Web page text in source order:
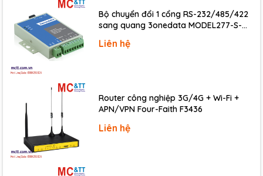
Home Automation
Specification
CPU
384K bytes
Flash Memory
Bộ chuyển đổi 1 cổng RS-232/485/422
sang quang 3onedata MODEL277-S-
20KM)
Liên hệ
Router công nghiệp 3G/4G + Wi-Fi +
APN/VPN Four-Faith F3436
Liên hệ